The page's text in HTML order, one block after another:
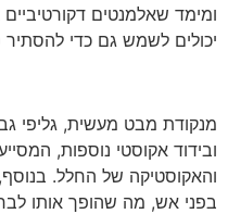
ומימד שאלמנטים
יכולים לשמש גם כדי
מנקודת מבט מעשית, גליפי
ובידוד אקוסטי נוספות,
והאקוסטיקה של החלל.
בפני אש, מה שהופך אותו